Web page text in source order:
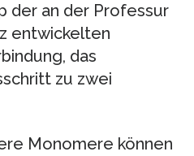
der an der Professur
entwickelten
das
zu zwei
Monomere können